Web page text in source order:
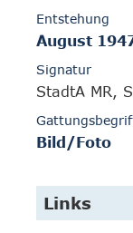
Entstehung
August
Signatur
StadtA MR,
Bild/Foto
Links